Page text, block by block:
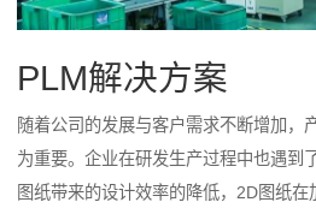
PLM解决方案
随着公司的发展与客户需求不断增加，
为重要。企业在研发生产过程中也遇到
图纸带来的设计效率的降低，2D图纸在